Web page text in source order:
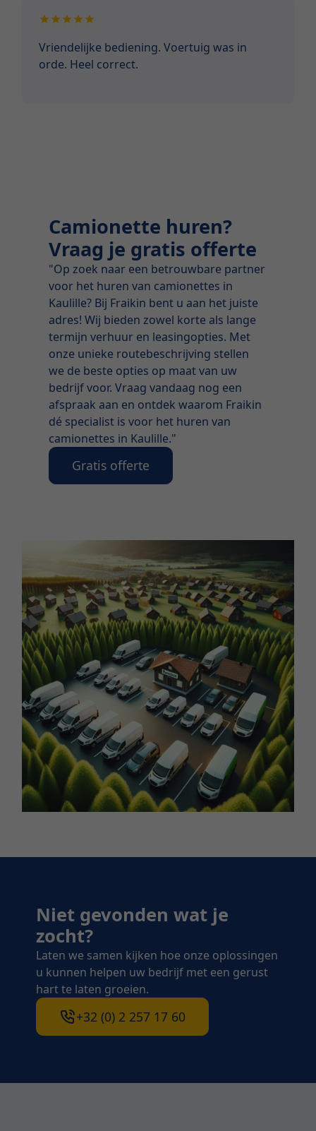
Vriendelijke bediening. Voertuig was in
orde. Heel correct.
Camionette huren?
Vraag je gratis offerte
"Op zoek naar een betrouwbare partner
voor het huren van camionettes in
Kaulille? Bij Fraikin bent u aan het juiste
adres! Wij bieden zowel korte als lange
termijn verhuur en leasingopties. Met
onze unieke routebeschrijving stellen
we de beste opties op maat van uw
bedrijf voor. Vraag vandaag nog een
afspraak aan en ontdek waarom Fraikin
dé specialist is voor het huren van
camionettes in Kaulille."
Gratis offerte
Niet gevonden wat je
zocht?
Laten we samen kijken hoe onze oplossingen
u kunnen helpen uw bedrijf met een gerust
hart te laten groeien.
+32 (0) 2 257 17 60